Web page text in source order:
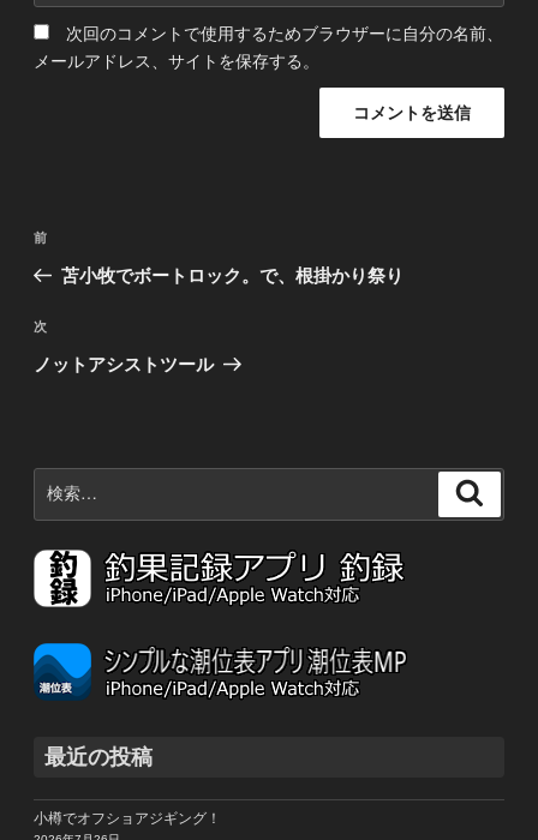
次回のコメントで使用するためブラウザーに自分の名前、
メールアドレス、サイトを保存する。
投
ビ
ゲ
ン
前
の
稿
前
苫小牧でボートロック。で、根掛かり祭り
次
の
次
ノットアシストツール
索:
最近の投稿
小樽でオフショアジギング！